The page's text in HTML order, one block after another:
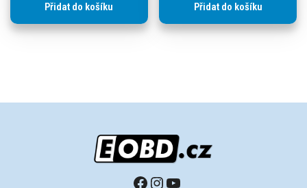
Přidat do košíku Přidat do košíku